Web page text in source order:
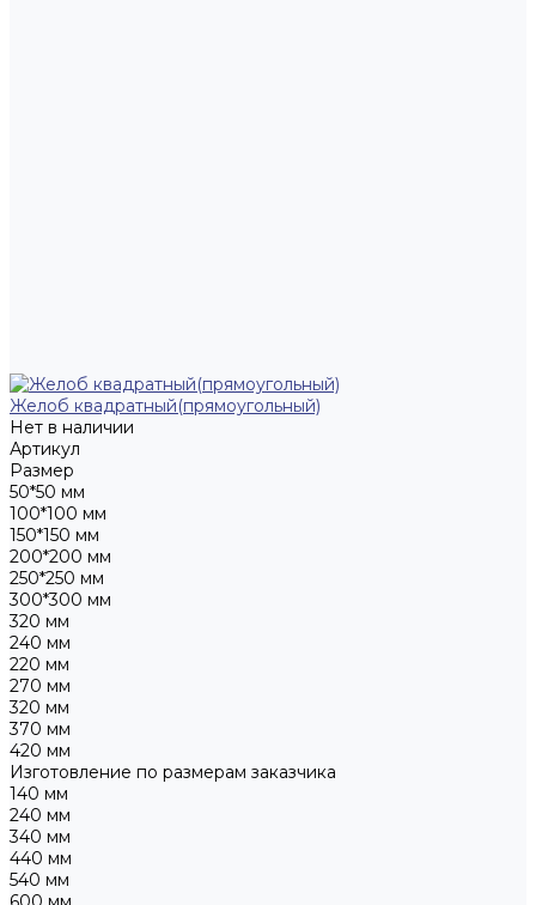
Желоб квадратный(прямоугольный)
Нет в наличии
Артикул
Размер
50*50 мм
100*100 мм
150*150 мм
200*200 мм
250*250 мм
300*300 мм
320 мм
240 мм
220 мм
270 мм
320 мм
370 мм
420 мм
Изготовление по размерам заказчика
140 мм
240 мм
340 мм
440 мм
540 мм